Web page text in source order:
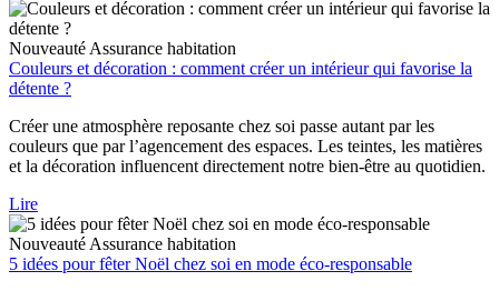
Nouveauté Assurance habitation
Couleurs et décoration : comment créer un intérieur qui favorise la
détente ?
Créer une atmosphère reposante chez soi passe autant par les
couleurs que par l’agencement des espaces. Les teintes, les matières
et la décoration influencent directement notre bien-être au quotidien.
Lire
Nouveauté Assurance habitation
5 idées pour fêter Noël chez soi en mode éco-responsable